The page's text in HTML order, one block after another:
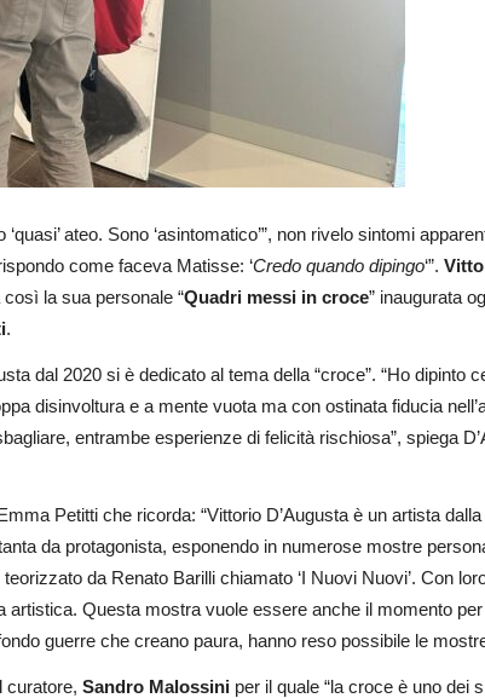
ateo. Sono ‘asintomatico’”, non rivelo sintomi
come faceva Matisse: ‘Credo quando dipingo‘”.
la sua personale “Quadri messi in croce” inaugurata
.
dal 2020 si è dedicato al tema della “croce”. “Ho
disinvoltura e a mente vuota ma con ostinata fiducia
entrambe esperienze di felicità rischiosa”, spiega
Petitti che ricorda: “Vittorio D’Augusta è un artista
da protagonista, esponendo in numerose mostre
da Renato Barilli chiamato ‘I Nuovi Nuovi’. Con
Questa mostra vuole essere anche il momento
guerre che creano paura, hanno reso possibile le
curatore, Sandro Malossini per il quale “la croce è uno dei